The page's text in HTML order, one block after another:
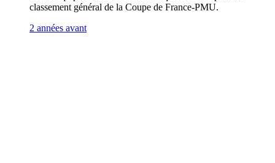
classement général de la Coupe de France-PMU.
2 années avant